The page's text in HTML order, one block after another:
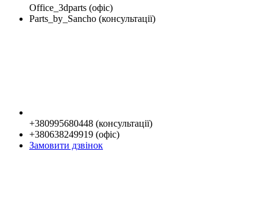
Office_3dparts (офіс)
Parts_by_Sancho (консультації)
+380995680448 (консультації)
+380638249919 (офіс)
Замовити дзвінок